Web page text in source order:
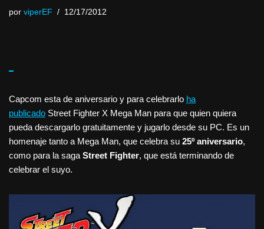
por viperEF 12/17/2012
Capcom esta de aniversario y para celebrarlo ha
publicado Street Fighter X Mega Man para que quien quiera
pueda descargarlo gratuitamente y jugarlo desde su PC. Es un
homenaje tanto a Mega Man, que celebra su 25º aniversario,
como para la saga Street Fighter, que está terminando de
celebrar el suyo.